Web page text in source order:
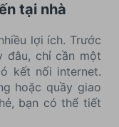
tại nhà
lợi ích. Trước
đâu, chỉ cần một
kết nối internet.
hoặc quầy giao
bạn có thể tiết